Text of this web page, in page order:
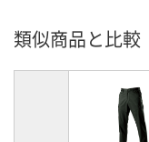
類似商品と比較